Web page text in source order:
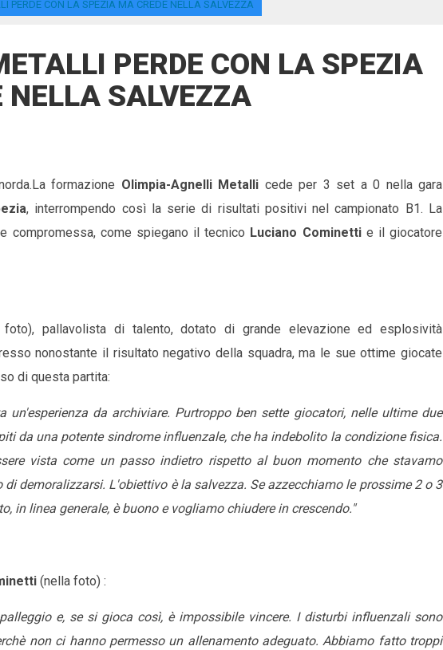
PERDE CON LA SPEZIA MA CREDE NELLA SALVEZZA
PERDE CON LA SPEZIA
NELLA SALVEZZA
formazione Olimpia-Agnelli Metalli cede per 3 set a 0 nella gara
, interrompendo così la serie di risultati positivi nel campionato B1. La
compromessa, come spiegano il tecnico Luciano Cominettie il giocatore
foto), pallavolista di talento, dotato di grande elevazione ed esplosività
nonostante il risultato negativo della squadra, ma le sue ottime giocate
di questa partita:
un'esperienza da archiviare. Purtroppo ben sette giocatori, nelle ultime due
da una potente sindrome influenzale, che ha indebolito la condizione fisica.
vista come un passo indietro rispetto al buon momento che stavamo
di demoralizzarsi. L'obiettivo è la salvezza. Se azzecchiamo le prossime 2 o 3
in linea generale, è buono e vogliamo chiudere in crescendo."
(nella foto) :
e, se si gioca così, è impossibile vincere. I disturbi influenzali sono
non ci hanno permesso un allenamento adeguato. Abbiamo fatto troppi